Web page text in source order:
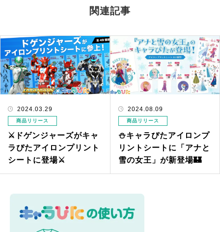
関連記事
2024.03.29
商品リリース
⚔ドゲンジャーズがキャ
ラぴたアイロンプリント
シートに登場⚔
2024.08.09
商品リリース
⛄キャラぴたアイロンプ
リントシートに「アナと
雪の女王」が新登場🏰